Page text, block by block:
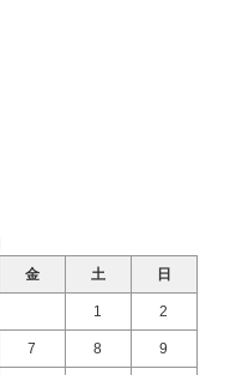
金 土 日
1 2
7 8 9